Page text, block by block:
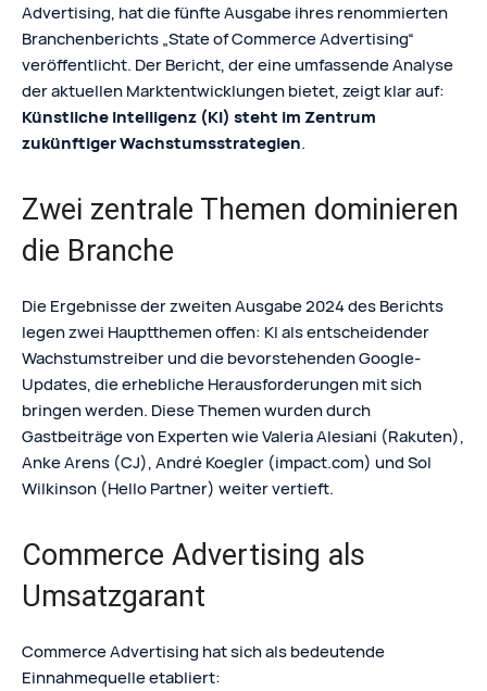
Advertising, hat die fünfte Ausgabe ihres renommierten
Branchenberichts „State of Commerce Advertising“
veröffentlicht. Der Bericht, der eine umfassende Analyse
der aktuellen Marktentwicklungen bietet, zeigt klar auf:
Künstliche Intelligenz (KI) steht im Zentrum
zukünftiger Wachstumsstrategien.
Zwei zentrale Themen dominieren
die Branche
Die Ergebnisse der zweiten Ausgabe 2024 des Berichts
legen zwei Hauptthemen offen: KI als entscheidender
Wachstumstreiber und die bevorstehenden Google-
Updates, die erhebliche Herausforderungen mit sich
bringen werden. Diese Themen wurden durch
Gastbeiträge von Experten wie Valeria Alesiani (Rakuten),
Anke Arens (CJ), André Koegler (impact.com) und Sol
Wilkinson (Hello Partner) weiter vertieft.
Commerce Advertising als
Umsatzgarant
Commerce Advertising hat sich als bedeutende
Einnahmequelle etabliert: